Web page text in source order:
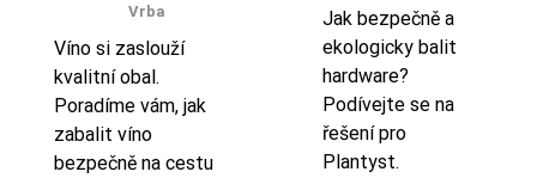
Vrba
Víno si zaslouží
kvalitní obal.
Poradíme vám, jak
zabalit víno
bezpečně na cestu
Jak bezpečně a
ekologicky balit
hardware?
Podívejte se na
řešení pro
Plantyst.